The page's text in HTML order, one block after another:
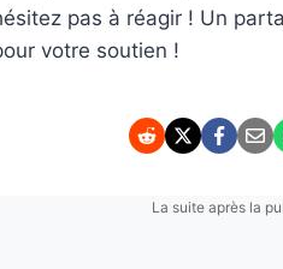
pas à réagir ! Un
votre soutien !
La suite après la